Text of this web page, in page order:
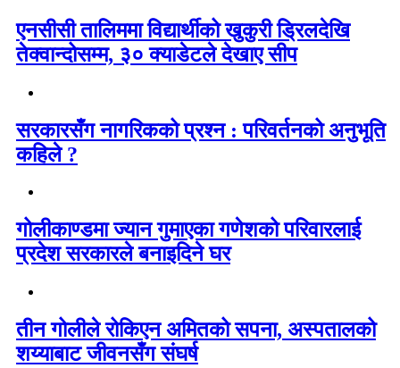
एनसीसी तालिममा विद्यार्थीको खुकुरी ड्रिलदेखि
तेक्वान्दोसम्म, ३० क्याडेटले देखाए सीप
सरकारसँग नागरिकको प्रश्न : परिवर्तनको अनुभूति
कहिले ?
गोलीकाण्डमा ज्यान गुमाएका गणेशको परिवारलाई
प्रदेश सरकारले बनाइदिने घर
तीन गोलीले रोकिएन अमितको सपना, अस्पतालको
शय्याबाट जीवनसँग संघर्ष